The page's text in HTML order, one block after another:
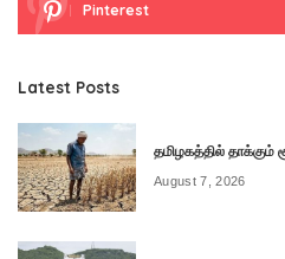
Pinterest
Latest Posts
தமிழகத்தில் தாக்கும்
August 7, 2026